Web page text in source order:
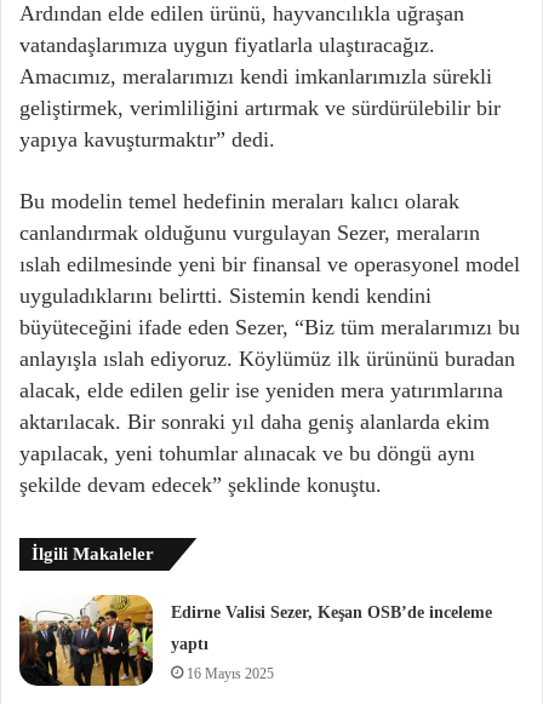
Ardından elde edilen ürünü, hayvancılıkla uğraşan
vatandaşlarımıza uygun fiyatlarla ulaştıracağız.
Amacımız, meralarımızı kendi imkanlarımızla sürekli
geliştirmek, verimliliğini artırmak ve sürdürülebilir bir
yapıya kavuşturmaktır” dedi.
Bu modelin temel hedefinin meraları kalıcı olarak
canlandırmak olduğunu vurgulayan Sezer, meraların
ıslah edilmesinde yeni bir finansal ve operasyonel model
uyguladıklarını belirtti. Sistemin kendi kendini
büyüteceğini ifade eden Sezer, “Biz tüm meralarımızı bu
anlayışla ıslah ediyoruz. Köylümüz ilk ürününü buradan
alacak, elde edilen gelir ise yeniden mera yatırımlarına
aktarılacak. Bir sonraki yıl daha geniş alanlarda ekim
yapılacak, yeni tohumlar alınacak ve bu döngü aynı
şekilde devam edecek” şeklinde konuştu.
İlgili Makaleler
Edirne Valisi Sezer, Keşan OSB’de inceleme
yaptı
16 Mayıs 2025